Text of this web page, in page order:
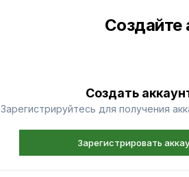
Создайте
Создать
Зарегистрируйтесь для получения
Зарегистрировать